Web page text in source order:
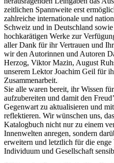
zeitlichen Spannweite erst
zahlreiche internationale und
Schweiz und in Deutschland
hochkarätigen Werke zur
aller Dank für ihr Vertrauen und
wir den Autorinnen und Autoren
Herzog, Viktor Mazin, August
unserem Lektor Joachim Geil für
Zusammenarbeit.
Sie alle waren bereit, ihr Wissen
aufzubereiten und damit den
Gegenwart zu aktualisieren und
reflektieren. Wir wünschen uns,
Katalogbuch nicht nur zu einem
Innenwelten anregen, sondern
erweitern und letztlich für die
Individuum und Gesellschaft